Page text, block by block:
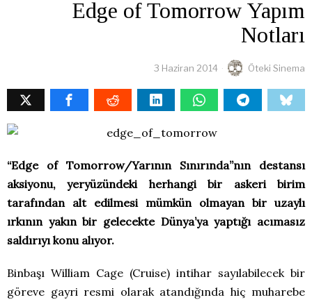
Edge of Tomorrow Yapım
Notları
3 Haziran 2014 Öteki Sinema
“Edge of Tomorrow/Yarının Sınırında”nın destansı
aksiyonu, yeryüzündeki herhangi bir askeri birim
tarafından alt edilmesi mümkün olmayan bir uzaylı
ırkının yakın bir gelecekte Dünya’ya yaptığı acımasız
saldırıyı konu alıyor.
Binbaşı William Cage (Cruise) intihar sayılabilecek bir
göreve gayri resmi olarak atandığında hiç muharebe